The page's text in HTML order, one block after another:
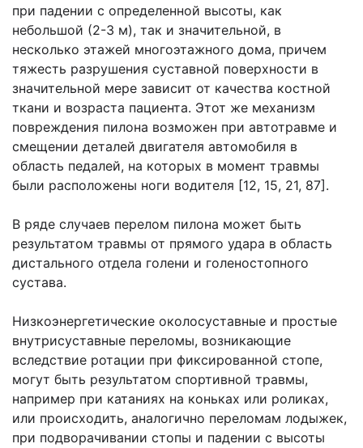
при падении с определенной высоты, как
небольшой (2-3 м), так и значительной, в
несколько этажей многоэтажного дома, причем
тяжесть разрушения суставной поверхности в
значительной мере зависит от качества костной
ткани и возраста пациента. Этот же механизм
повреждения пилона возможен при автотравме и
смещении деталей двигателя автомобиля в
область педалей, на которых в момент травмы
были расположены ноги водителя [12, 15, 21, 87].
В ряде случаев перелом пилона может быть
результатом травмы от прямого удара в область
дистального отдела голени и голеностопного
сустава.
Низкоэнергетические околосуставные и простые
внутрисуставные переломы, возникающие
вследствие ротации при фиксированной стопе,
могут быть результатом спортивной травмы,
например при катаниях на коньках или роликах,
или происходить, аналогично переломам лодыжек,
при подворачивании стопы и падении с высоты